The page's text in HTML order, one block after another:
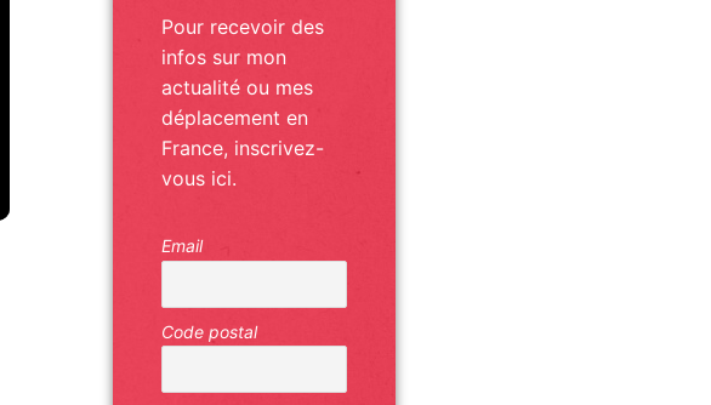
Pour recevoir des
infos sur mon
actualité ou mes
déplacement en
France, inscrivez-
vous ici.
Email
Code postal